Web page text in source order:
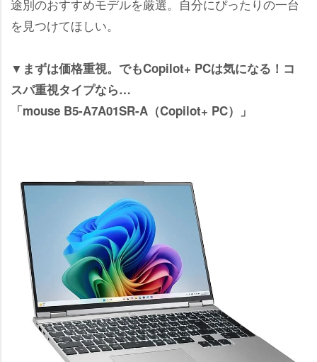
途別のおすすめモデルを厳選。自分にぴったりの一台
を見つけてほしい。
▼まずは価格重視。でもCopilot+ PCは気になる！コ
スパ重視タイプなら…
「mouse B5-A7A01SR-A（Copilot+ PC）」